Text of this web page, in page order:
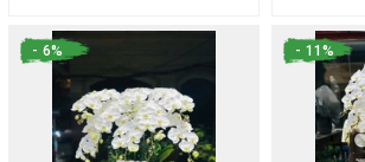
- 6% - 11%